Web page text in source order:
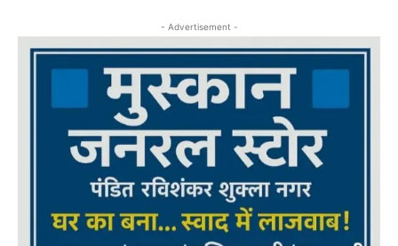
- Advertisement -